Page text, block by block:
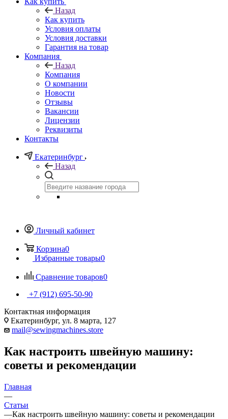
Назад
Как купить
Условия оплаты
Условия доставки
Гарантия на товар
Компания
Назад
Компания
О компании
Новости
Отзывы
Вакансии
Лицензии
Реквизиты
Контакты
Екатеринбург
Назад
Личный кабинет
Корзина0
Избранные товары0
Сравнение товаров0
+7 (912) 695-50-90
Контактная информация
Екатеринбург, ул. 8 марта, 127
mail@sewingmachines.store
Как настроить швейную машину:
советы и рекомендации
Главная
—
Статьи
—Как настроить швейную машину: советы и рекомендации